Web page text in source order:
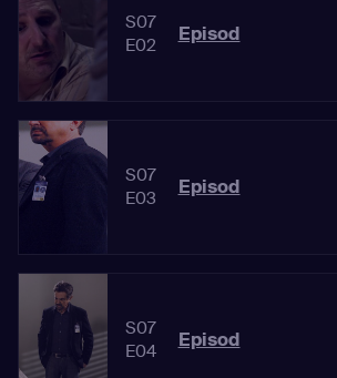
S07
E02
Episod
S07
E03
Episod
S07
E04
Episod